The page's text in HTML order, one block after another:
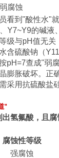
弱腐蚀
看到 "酸性水"
Y7~Y9的碱
级与pH值无关
含硫酸钠（
pH=7查成"弱
膨胀破坏。正
采用抗硫酸盐
"
氢氟酸，且腐
腐蚀性等级
强腐蚀